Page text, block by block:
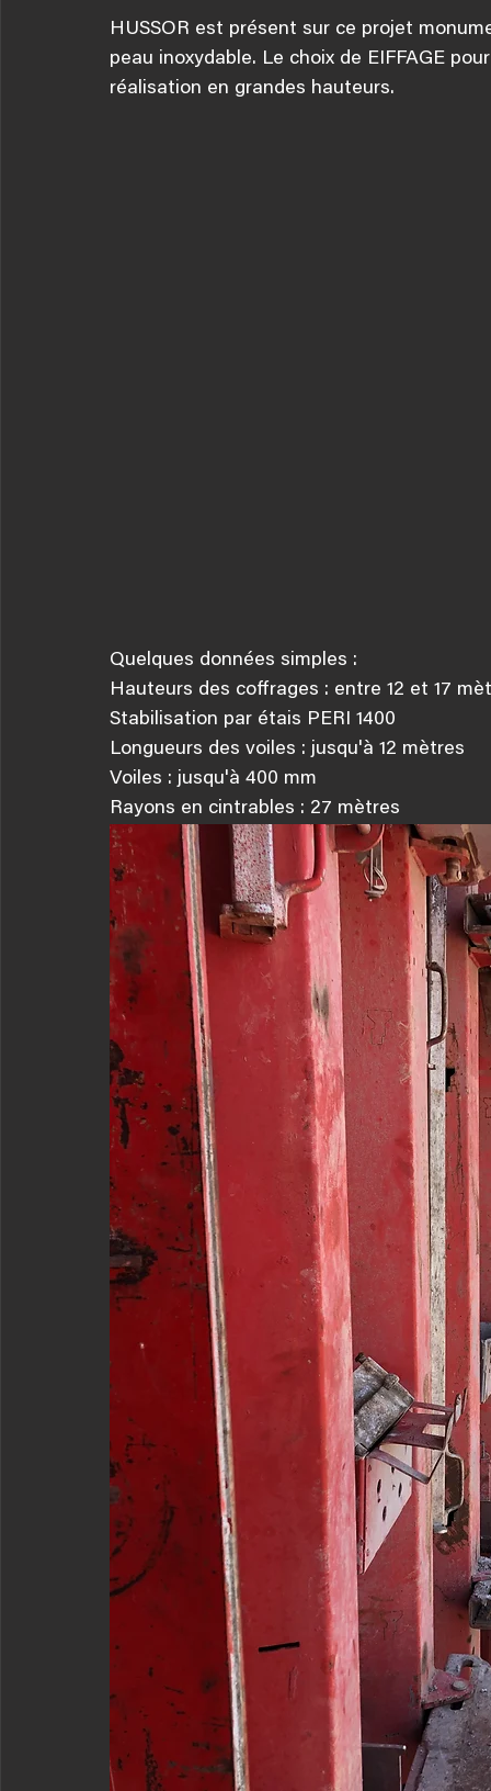
HUSSOR est présent sur ce projet
peau inoxydable. Le choix de EIFFAGE
réalisation en grandes hauteurs.
Quelques données simples :
Hauteurs des coffrages : entre 12 et 17
Stabilisation par étais PERI 1400
Longueurs des voiles : jusqu'à 12 mètres
Voiles : jusqu'à 400 mm
Rayons en cintrables : 27 mètres